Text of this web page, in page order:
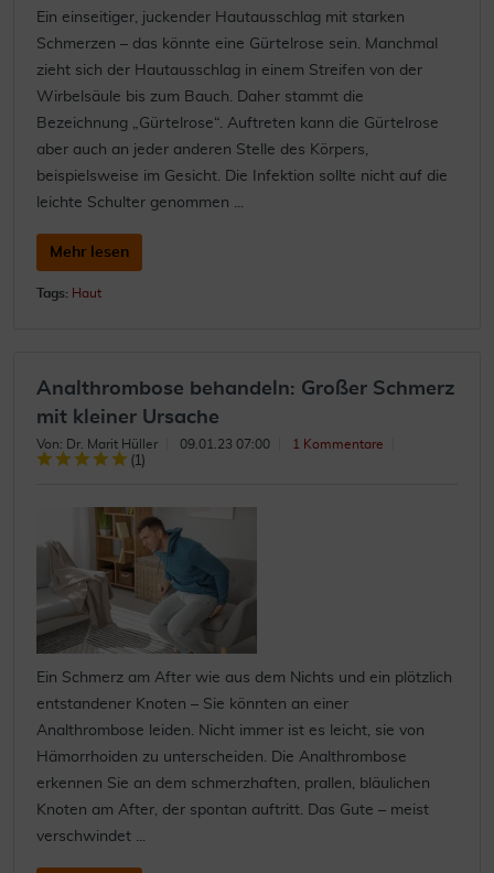
Ein einseitiger, juckender Hautausschlag mit starken
Schmerzen – das könnte eine Gürtelrose sein. Manchmal
zieht sich der Hautausschlag in einem Streifen von der
Wirbelsäule bis zum Bauch. Daher stammt die
Bezeichnung „Gürtelrose“. Auftreten kann die Gürtelrose
aber auch an jeder anderen Stelle des Körpers,
beispielsweise im Gesicht. Die Infektion sollte nicht auf die
leichte Schulter genommen ...
Mehr lesen
Tags: Haut
Analthrombose behandeln: Großer Schmerz
mit kleiner Ursache
Von: Dr. Marit Hüller 09.01.23 07:00 1 Kommentare
(1)
Ein Schmerz am After wie aus dem Nichts und ein plötzlich
entstandener Knoten – Sie könnten an einer
Analthrombose leiden. Nicht immer ist es leicht, sie von
Hämorrhoiden zu unterscheiden. Die Analthrombose
erkennen Sie an dem schmerzhaften, prallen, bläulichen
Knoten am After, der spontan auftritt. Das Gute – meist
verschwindet ...